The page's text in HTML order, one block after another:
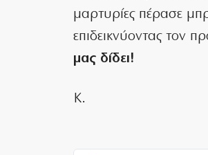
μαρτυρίες πέρασε
επιδεικνύοντας τον
μας δίδει!
Κ.